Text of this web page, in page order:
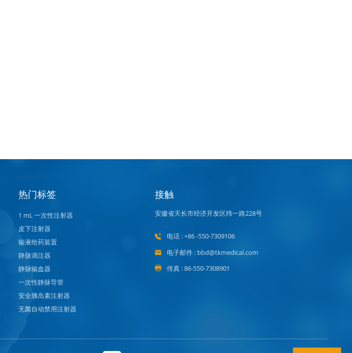
热门标签
1 mL 一次性注射器
皮下注射器
输液给药装置
静脉滴注器
静脉输血器
一次性静脉导管
安全胰岛素注射器
无菌自动禁用注射器
接触
安徽省天长市经济开发区纬一路228号
电话 : +86 -550-7309106
电子邮件 : bbd@tkmedical.com
传真 : 86-550-7308901